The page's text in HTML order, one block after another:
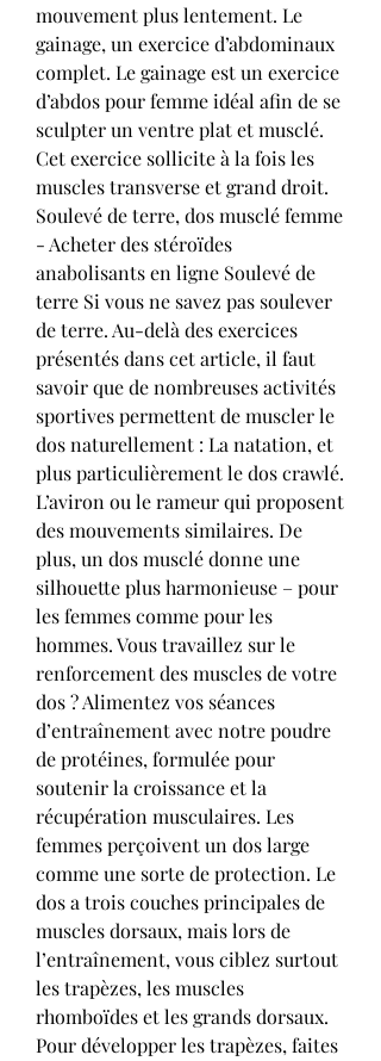
mouvement plus lentement. Le
gainage, un exercice d’abdominaux
complet. Le gainage est un exercice
d’abdos pour femme idéal afin de se
sculpter un ventre plat et musclé.
Cet exercice sollicite à la fois les
muscles transverse et grand droit.
Soulevé de terre, dos musclé femme
- Acheter des stéroïdes
anabolisants en ligne Soulevé de
terre Si vous ne savez pas soulever
de terre. Au-delà des exercices
présentés dans cet article, il faut
savoir que de nombreuses activités
sportives permettent de muscler le
dos naturellement : La natation, et
plus particulièrement le dos crawlé.
L’aviron ou le rameur qui proposent
des mouvements similaires. De
plus, un dos musclé donne une
silhouette plus harmonieuse – pour
les femmes comme pour les
hommes. Vous travaillez sur le
renforcement des muscles de votre
dos ? Alimentez vos séances
d’entraînement avec notre poudre
de protéines, formulée pour
soutenir la croissance et la
récupération musculaires. Les
femmes perçoivent un dos large
comme une sorte de protection. Le
dos a trois couches principales de
muscles dorsaux, mais lors de
l’entraînement, vous ciblez surtout
les trapèzes, les muscles
rhomboïdes et les grands dorsaux.
Pour développer les trapèzes, faites